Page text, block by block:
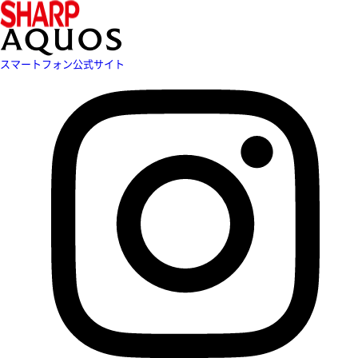
スマートフォン公式サイト